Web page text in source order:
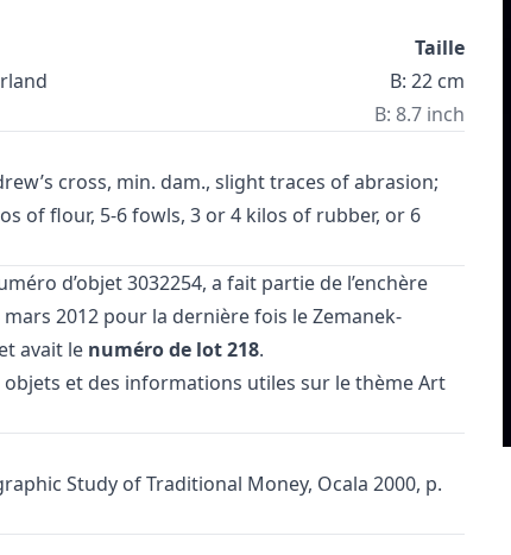
Taille
B: 22 cm
B: 8.7 inch
cross, min. dam., slight traces of abrasion;
of flour, 5-6 fowls, 3 or 4 kilos of rubber, or 6
d’objet 3032254, a fait partie de l’enchère
mars 2012 pour la dernière fois le Zemanek-
avait le numéro de lot 218.
objets et des informations utiles sur le thèmeArt
Study of Traditional Money, Ocala 2000, p.